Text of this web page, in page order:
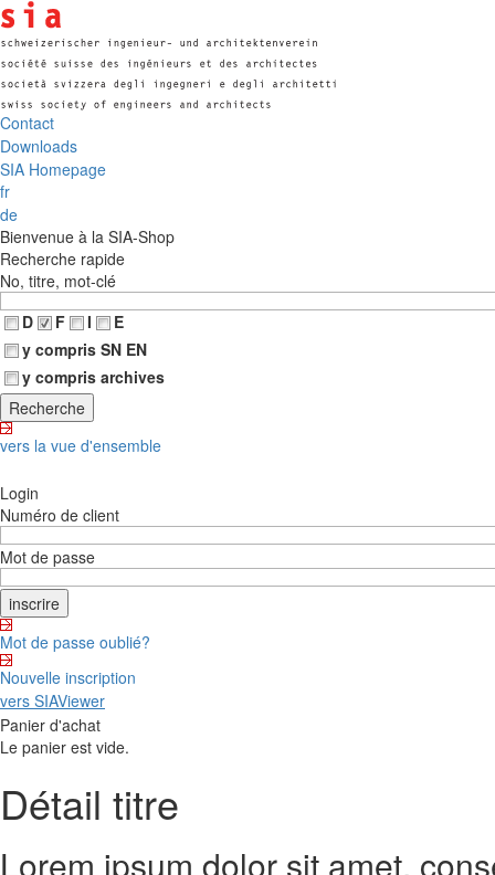
Contact
Downloads
SIA Homepage
fr
de
Bienvenue à la SIA-Shop
Recherche rapide
No, titre, mot-clé
D
F I
E
y compris SN EN
y compris archives
vers la vue d'ensemble
Login
Numéro de client
Mot de passe
Mot de passe oublié?
Nouvelle inscription
vers SIAViewer
Panier d'achat
Le panier est vide.
Détail titre
Lorem ipsum dolor sit amet,